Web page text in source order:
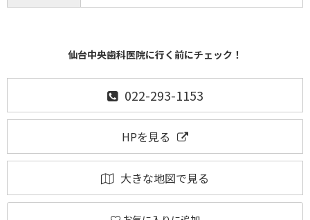
仙台中央歯科医院に行く前にチェック！
022-293-1153
HPを見る
大きな地図で見る